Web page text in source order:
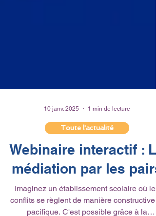
10 janv. 2025 1 min de lecture
Toute l'actualité
Webinaire interactif : La
médiation par les pairs